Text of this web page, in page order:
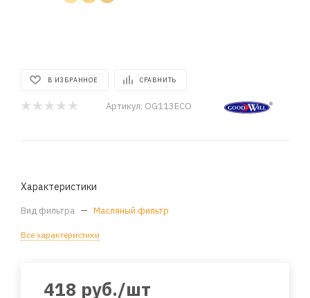
В ИЗБРАННОЕ СРАВНИТЬ
Артикул: OG113ECO
Характеристики
Вид фильтра — Масляный фильтр
Все характеристики
418 руб./шт